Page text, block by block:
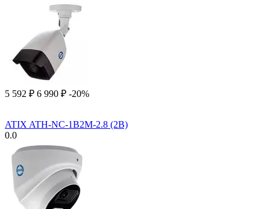
5 592 ₽ 6 990 ₽ -20%
ATIX ATH-NC-1B2M-2.8 (2B)
0.0